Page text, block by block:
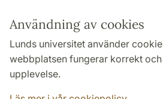
Användning av cookies
Lunds universitet använder
webbplatsen fungerar korrekt
upplevelse.
Genvägar
Om webbplatsen och cookies
Behandling av personuppgifter
Tillgänglighetsredogörelse